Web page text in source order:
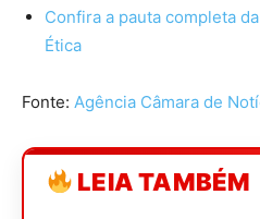
Confira a pauta completa
Ética
Fonte: Agência Câmara de
LEIA TAMBÉM